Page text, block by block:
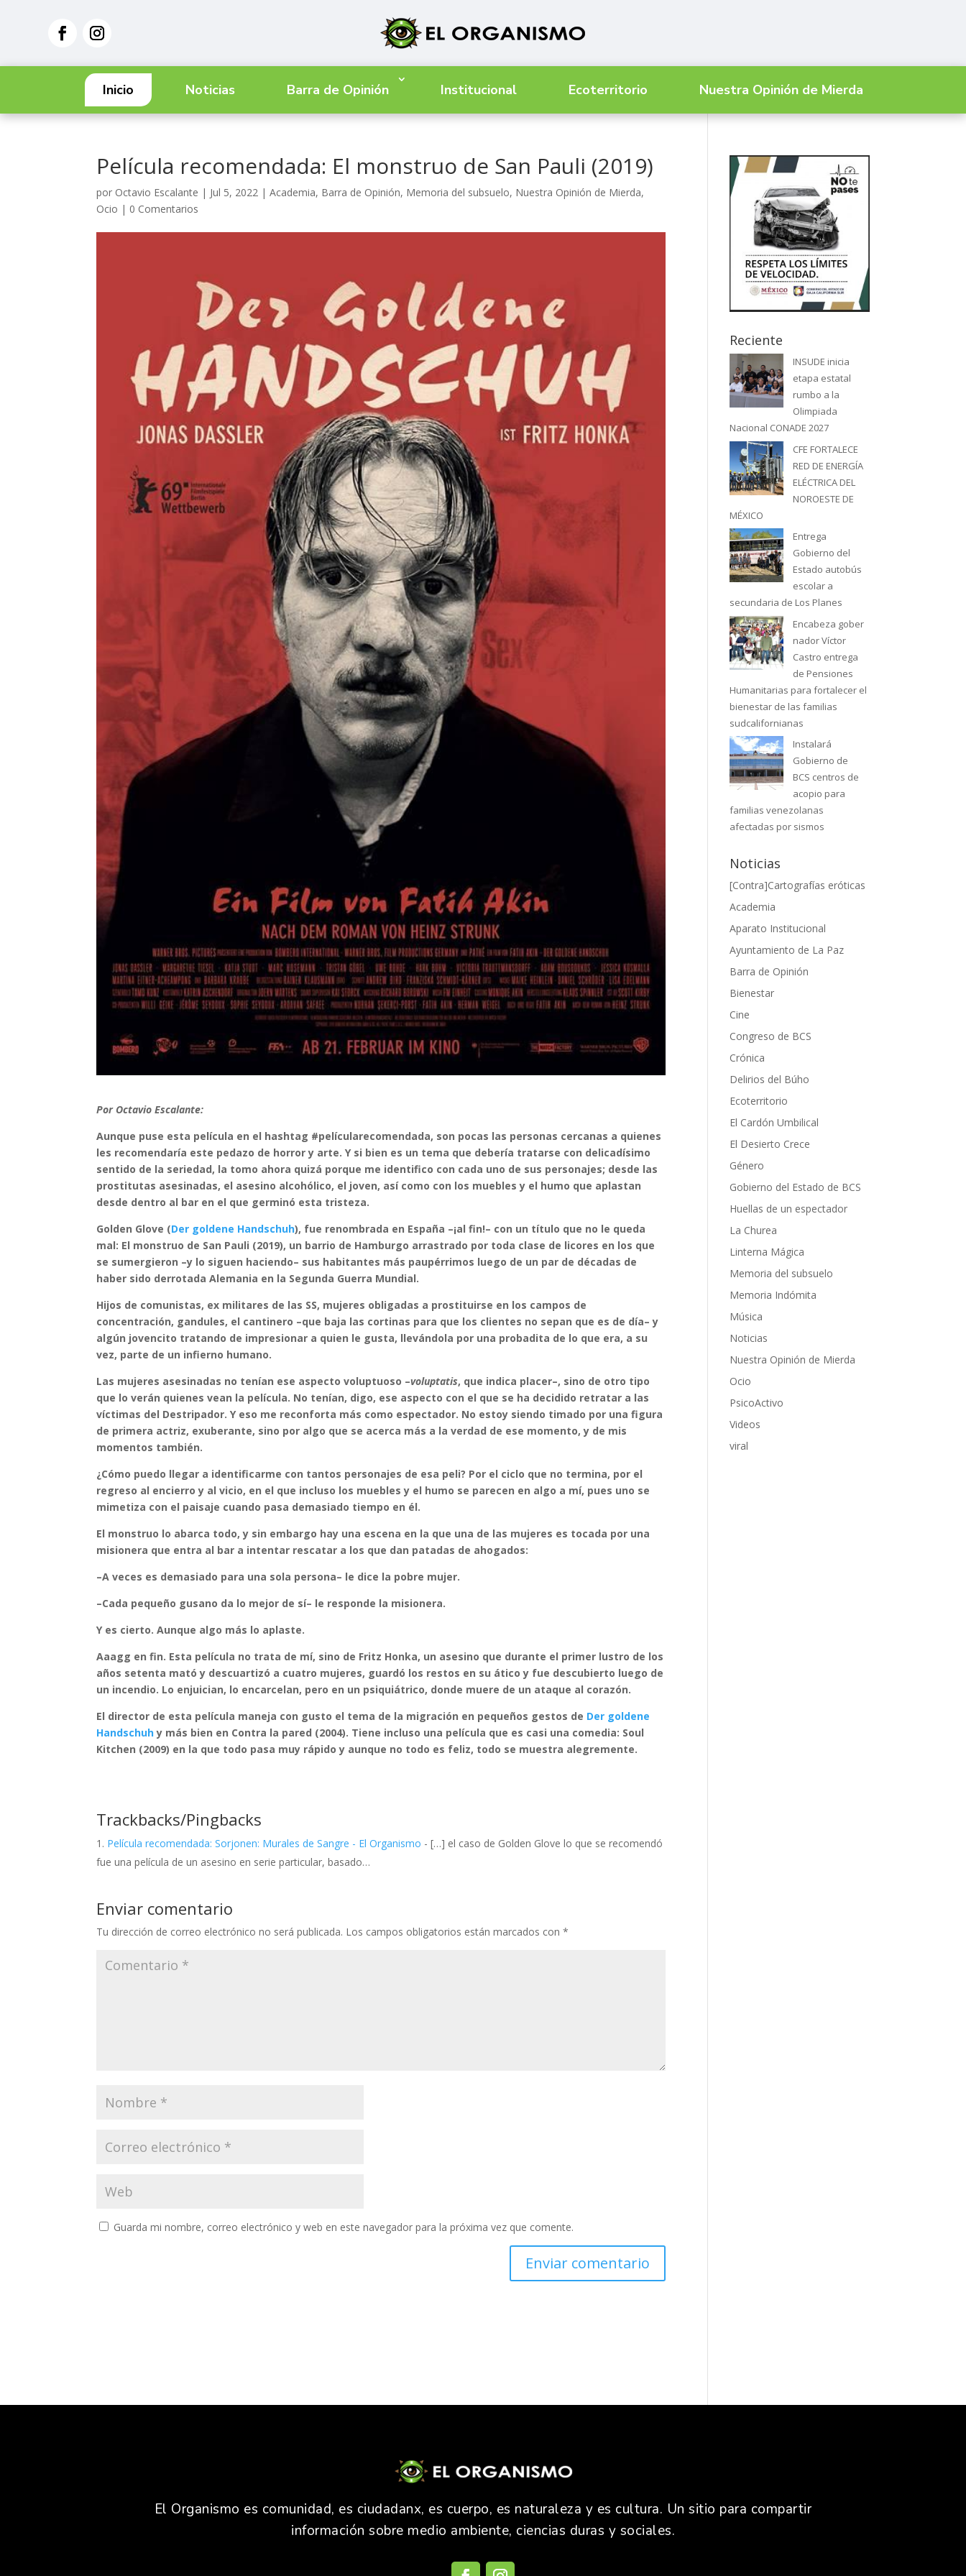
Inicio Noticias Barra de Opinión Institucional Ecoterritorio Nuestra Opinión de Mierda
Película recomendada: El monstruo de San Pauli (2019)
por Octavio Escalante | Jul 5, 2022 |Academia, Barra de Opinión, Memoria del subsuelo, Nuestra Opinión de Mierda,
Ocio | 0 Comentarios
Por Octavio Escalante:
Aunque puse esta película en el hashtag #películarecomendada, son pocas las personas cercanas a quienes
les recomendaría este pedazo de horror y arte. Y si bien es un tema que debería tratarse con delicadísimo
sentido de la seriedad, la tomo ahora quizá porque me identifico con cada uno de sus personajes; desde las
prostitutas asesinadas, el asesino alcohólico, el joven, así como con los muebles y el humo que aplastan
desde dentro al bar en el que germinó esta tristeza.
Golden Glove (Der goldene Handschuh), fue renombrada en España –¡al fin!– con un título que no le queda
mal: El monstruo de San Pauli (2019), un barrio de Hamburgo arrastrado por toda clase de licores en los que
se sumergieron –y lo siguen haciendo– sus habitantes más paupérrimos luego de un par de décadas de
haber sido derrotada Alemania en la Segunda Guerra Mundial.
Hijos de comunistas, ex militares de las SS, mujeres obligadas a prostituirse en los campos de
concentración, gandules, el cantinero –que baja las cortinas para que los clientes no sepan que es de día­– y
algún jovencito tratando de impresionar a quien le gusta, llevándola por una probadita de lo que era, a su
vez, parte de un infierno humano.
Las mujeres asesinadas no tenían ese aspecto voluptuoso –voluptatis, que indica placer–, sino de otro tipo
que lo verán quienes vean la película. No tenían, digo, ese aspecto con el que se ha decidido retratar a las
víctimas del Destripador. Y eso me reconforta más como espectador. No estoy siendo timado por una figura
de primera actriz, exuberante, sino por algo que se acerca más a la verdad de ese momento, y de mis
momentos también.
¿Cómo puedo llegar a identificarme con tantos personajes de esa peli? Por el ciclo que no termina, por el
regreso al encierro y al vicio, en el que incluso los muebles y el humo se parecen en algo a mí, pues uno se
mimetiza con el paisaje cuando pasa demasiado tiempo en él.
El monstruo lo abarca todo, y sin embargo hay una escena en la que una de las mujeres es tocada por una
misionera que entra al bar a intentar rescatar a los que dan patadas de ahogados:
–A veces es demasiado para una sola persona– le dice la pobre mujer.
–Cada pequeño gusano da lo mejor de sí– le responde la misionera.
Y es cierto. Aunque algo más lo aplaste.
Aaagg en fin. Esta película no trata de mí, sino de Fritz Honka, un asesino que durante el primer lustro de los
años setenta mató y descuartizó a cuatro mujeres, guardó los restos en su ático y fue descubierto luego de
un incendio. Lo enjuician, lo encarcelan, pero en un psiquiátrico, donde muere de un ataque al corazón.
El director de esta película maneja con gusto el tema de la migración en pequeños gestos de Der goldene
Handschuhy más bien en Contra la pared (2004). Tiene incluso una película que es casi una comedia: Soul
Kitchen (2009) en la que todo pasa muy rápido y aunque no todo es feliz, todo se muestra alegremente.
Trackbacks/Pingbacks
Película recomendada: Sorjonen: Murales de Sangre - El Organismo - […] el caso de Golden Glove lo que se recomendó
fue una película de un asesino en serie particular, basado…
Enviar comentario
Tu dirección de correo electrónico no será publicada. Los campos obligatorios están marcados con*
Guarda mi nombre, correo electrónico y web en este navegador para la próxima vez que comente.
Reciente
INSUDE inicia
etapa estatal
rumbo a la
Olimpiada
Nacional CONADE 2027
CFE FORTALECE
RED DE ENERGÍA
ELÉCTRICA DEL
NOROESTE DE
MÉXICO
Entrega
Gobierno del
Estado autobús
escolar a
secundaria de Los Planes
Encabeza gober
nador Víctor
Castro entrega
de Pensiones
Humanitarias para fortalecer el
bienestar de las familias
sudcalifornianas
Instalará
Gobierno de
BCS centros de
acopio para
familias venezolanas
afectadas por sismos
Noticias
[Contra]Cartografías eróticas
Academia
Aparato Institucional
Ayuntamiento de La Paz
Barra de Opinión
Bienestar
Cine
Congreso de BCS
Crónica
Delirios del Búho
Ecoterritorio
El Cardón Umbilical
El Desierto Crece
Género
Gobierno del Estado de BCS
Huellas de un espectador
La Churea
Linterna Mágica
Memoria del subsuelo
Memoria Indómita
Música
Noticias
Nuestra Opinión de Mierda
Ocio
PsicoActivo
Videos
viral
El Organismo es comunidad, es ciudadanx, es cuerpo, es naturaleza y es cultura. Un sitio para compartir
información sobre medio ambiente, ciencias duras y sociales.